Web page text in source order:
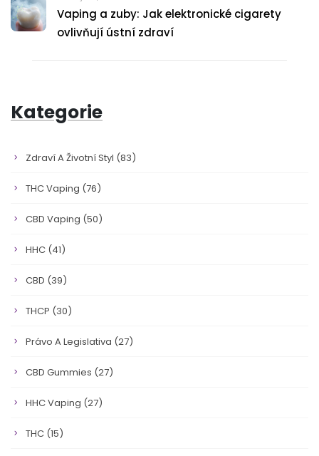
Vaping a zuby: Jak elektronické cigarety
ovlivňují ústní zdraví
Kategorie
Zdraví A Životní Styl (83)
THC Vaping (76)
CBD Vaping (50)
HHC (41)
CBD (39)
THCP (30)
Právo A Legislativa (27)
CBD Gummies (27)
HHC Vaping (27)
THC (15)